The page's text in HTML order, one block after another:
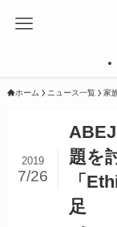
ホーム ニュース一覧 家
題を
「
足
2019
7/26